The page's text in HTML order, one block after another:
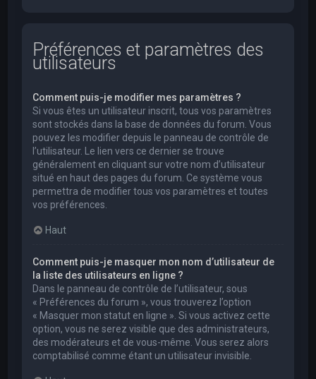
Préférences et paramètres des
utilisateurs
Comment puis-je modifier mes paramètres ?
Si vous êtes un utilisateur inscrit, tous vos paramètres
sont stockés dans la base de données du forum. Vous
pouvez les modifier depuis le panneau de contrôle de
l’utilisateur. Le lien vers ce dernier se trouve
généralement en cliquant sur votre nom d’utilisateur
situé en haut des pages du forum. Ce système vous
permettra de modifier tous vos paramètres et toutes
vos préférences.
Haut
Comment puis-je masquer mon nom d’utilisateur de
la liste des utilisateurs en ligne ?
Dans le panneau de contrôle de l’utilisateur, sous
« Préférences du forum », vous trouverez l’option
« Masquer mon statut en ligne ». Si vous activez cette
option, vous ne serez visible que des administrateurs,
des modérateurs et de vous-même. Vous serez alors
comptabilisé comme étant un utilisateur invisible.